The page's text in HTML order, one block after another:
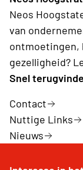
Neos
van
ontmoetingen,
gezelligheid?
Snel
Contact
Nuttige Links
Nieuws